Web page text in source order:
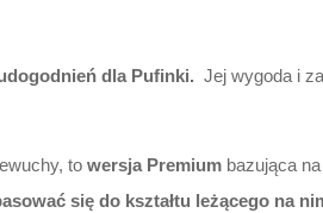
dla Pufinki. Jej wygoda i
to wersja Premium bazująca
się do kształtu leżącego na